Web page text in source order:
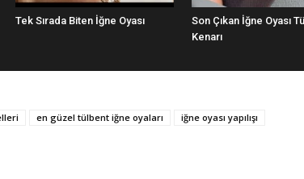
Tek Sırada Biten İğne Oyası
Son Çıkan İğne Oyası
Kenarı
en güzel tülbent iğne oyaları
iğne oyası yapılışı